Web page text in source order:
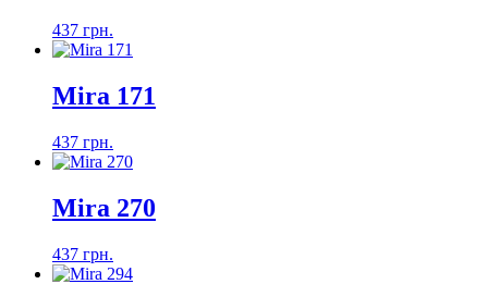
437 грн.
Mira 171
437 грн.
Mira 270
437 грн.